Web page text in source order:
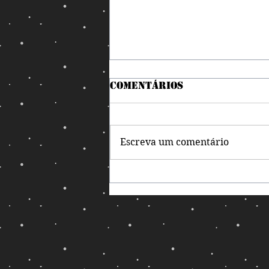
magia para o debate
virar luta livre!
Comentários
Escreva um comentário